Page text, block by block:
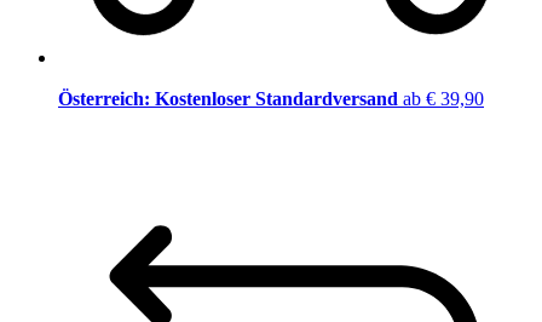
Österreich: Kostenloser Standardversand ab € 39,90